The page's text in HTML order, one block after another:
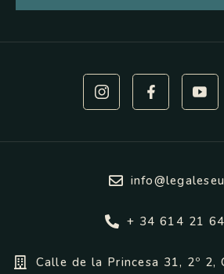
+ 34 614 21
Calle de la Princesa 31, 2º 2,